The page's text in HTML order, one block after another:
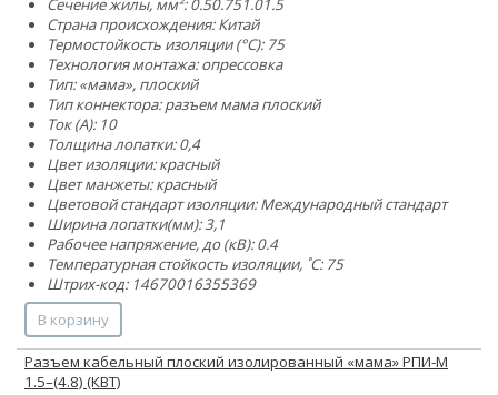
Сечение жилы, мм²:0.50.751.01.5
Страна происхождения: Китай
Термостойкость изоляции (°C): 75
Технология монтажа: опрессовка
Тип: «мама», плоский
Тип коннектора: разъем мама плоский
Ток (А): 10
Толщина лопатки: 0,4
Цвет изоляции: красный
Цвет манжеты: красный
Цветовой стандарт изоляции: Международный стандарт
Ширина лопатки(мм): 3,1
Рабочее напряжение, до (кВ): 0.4
Температурная стойкость изоляции, ˚С: 75
Штрих-код: 14670016355369
В корзину
Разъем кабельный плоский изолированный «мама» РПИ-М
1.5–(4.8) (КВТ)